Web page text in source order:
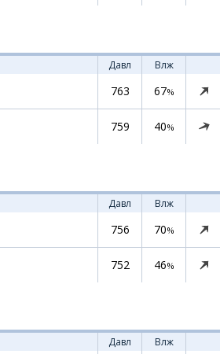
Давл Влж
763 67%
759 40%
Давл Влж
756 70%
752 46%
Давл Влж